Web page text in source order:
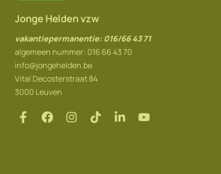
Jonge Helden vzw
vakantiepermanentie: 016/66 43 71
algemeen nummer: 016 66 43 70
info@jongehelden.be
Vital Decosterstraat 84
3000 Leuven